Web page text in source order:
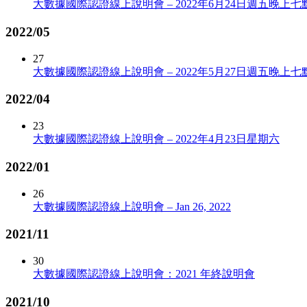
大數據國際認證線上說明會 – 2022年6月24日週五晚上七
2022/05
27
大數據國際認證線上說明會 – 2022年5月27日週五晚上七
2022/04
23
大數據國際認證線上說明會 – 2022年4月23日星期六
2022/01
26
大數據國際認證線上說明會 – Jan 26, 2022
2021/11
30
大數據國際認證線上說明會：2021 年終說明會
2021/10